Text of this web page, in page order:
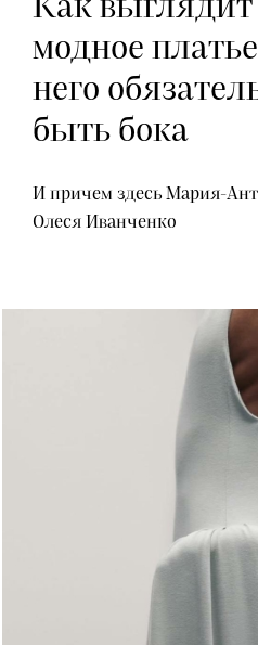
Как выглядит
модное
него
быть бока
И причем здесь Мария-
Олеся Иванченко